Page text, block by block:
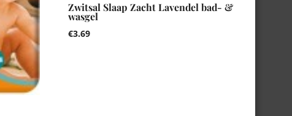
Zwitsal Slaap Zacht Lavendel bad- &
wasgel
€3.69